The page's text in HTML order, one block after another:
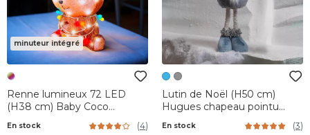
minuteur intégré
Renne lumineux 72 LED
(H38 cm) Baby Coco
En stock (4)
Lutin de Noël (H50 cm)
Hugues chapeau pointu
En stock (3)